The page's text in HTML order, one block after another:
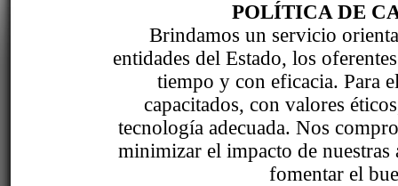
POLÍTICA DE
Brindamos un servicio
entidades del Estado, los
tiempo y con eficacia. Para
capacitados, con valores
tecnología adecuada. Nos
minimizar el impacto de
fomentar el